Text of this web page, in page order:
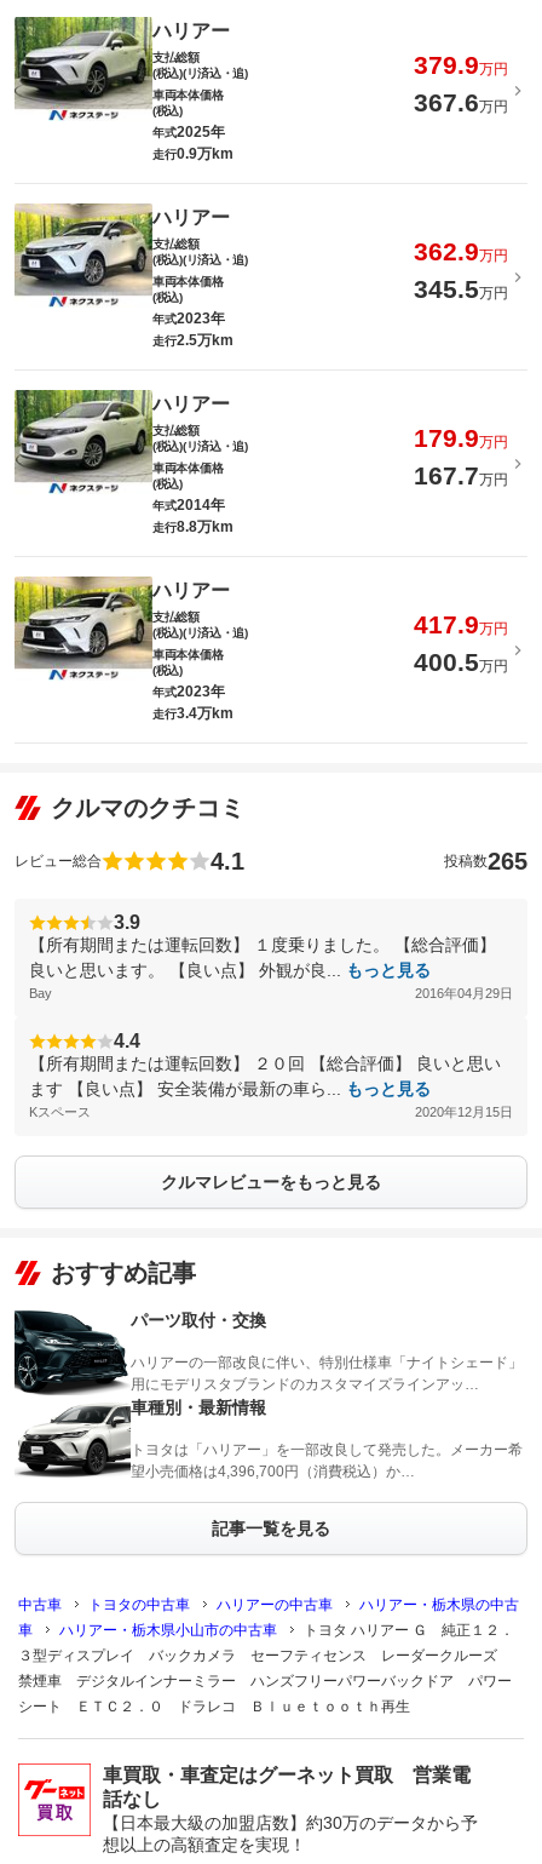
ハリアー
支払総額
(税込)(リ済込・追)
379.9万円
車両本体価格
(税込)
367.6万円
年式2025年
走行0.9万km
ハリアー
支払総額
(税込)(リ済込・追)
362.9万円
車両本体価格
(税込)
345.5万円
年式2023年
走行2.5万km
ハリアー
支払総額
(税込)(リ済込・追)
179.9万円
車両本体価格
(税込)
167.7万円
年式2014年
走行8.8万km
ハリアー
支払総額
(税込)(リ済込・追)
417.9万円
車両本体価格
(税込)
400.5万円
年式2023年
走行3.4万km
クルマのクチコミ
レビュー総合 4.1 投稿数265
3.9
【所有期間または運転回数】 １度乗りました。 【総合評価】
良いと思います。 【良い点】 外観が良...
もっと見る
Bay 2016年04月29日
4.4
【所有期間または運転回数】 ２０回 【総合評価】 良いと思い
ます 【良い点】 安全装備が最新の車ら...
もっと見る
Kスペース 2020年12月15日
クルマレビューをもっと見る
おすすめ記事
パーツ取付・交換
ハリアーの一部改良に伴い、特別仕様車「ナイトシェード」
用にモデリスタブランドのカスタマイズラインアッ…
車種別・最新情報
トヨタは「ハリアー」を一部改良して発売した。メーカー希
望小売価格は4,396,700円（消費税込）か…
記事一覧を見る
中古車 トヨタの中古車 ハリアーの中古車
ハリアー・栃木県の中古
車
ハリアー・栃木県小山市の中古車
トヨタ ハリアー Ｇ 純正１２．
３型ディスプレイ バックカメラ セーフティセンス レーダークルーズ
禁煙車 デジタルインナーミラー ハンズフリーパワーバックドア パワー
シート ＥＴＣ２．０ ドラレコ Ｂｌｕｅｔｏｏｔｈ再生
車買取・車査定はグーネット買取 営業電
話なし
【日本最大級の加盟店数】約30万のデータから予
想以上の高額査定を実現！